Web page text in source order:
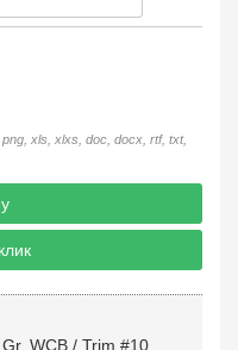
xls, xlxs, doc, docx, rtf, txt,
WCB / Trim #10